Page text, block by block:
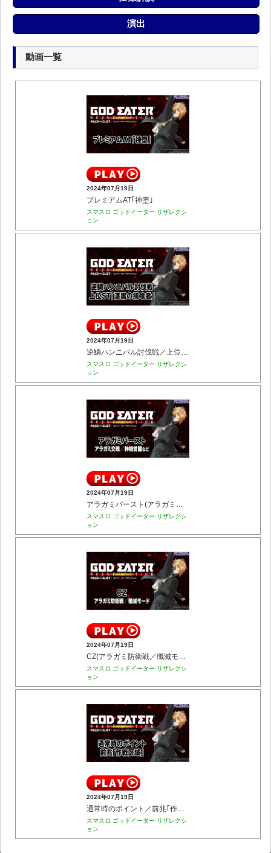
演出
動画一覧
2024年07月19日
プレミアムAT｢神堕｣
スマスロ ゴッドイーター リザレクシ
ョン
2024年07月19日
逆鱗ハンニバル討伐戦／上位ST｢漆黒の捕喰者｣
スマスロ ゴッドイーター リザレクシ
ョン
2024年07月19日
アラガミバースト(アラガミ交戦／神機覚醒など)
スマスロ ゴッドイーター リザレクシ
ョン
2024年07月19日
CZ(アラガミ防衛戦／殲滅モード)
スマスロ ゴッドイーター リザレクシ
ョン
2024年07月19日
通常時のポイント／前兆｢作戦区域｣
スマスロ ゴッドイーター リザレクシ
ョン